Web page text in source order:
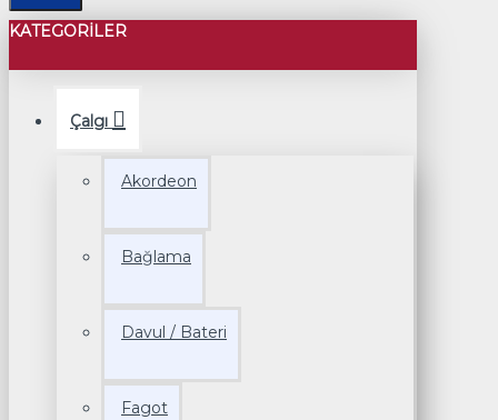
KATEGORILER
Çalgı
Akordeon
Bağlama
Davul / Bateri
Fagot